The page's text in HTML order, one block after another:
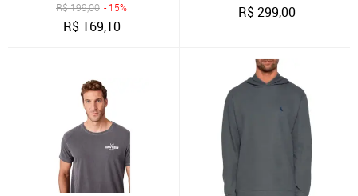
R$199,00 - 15%
R$ 169,10
R$299,00